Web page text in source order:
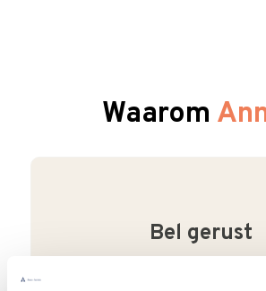
Waarom
Bel gerust